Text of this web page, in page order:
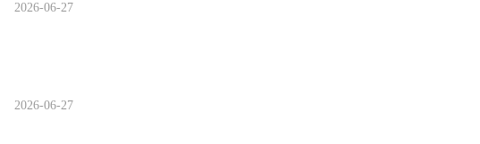
2026-06-27
2026-06-27